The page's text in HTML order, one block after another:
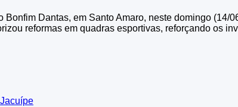
Dantas, em Santo Amaro, neste domingo
reformas em quadras esportivas, reforçando os